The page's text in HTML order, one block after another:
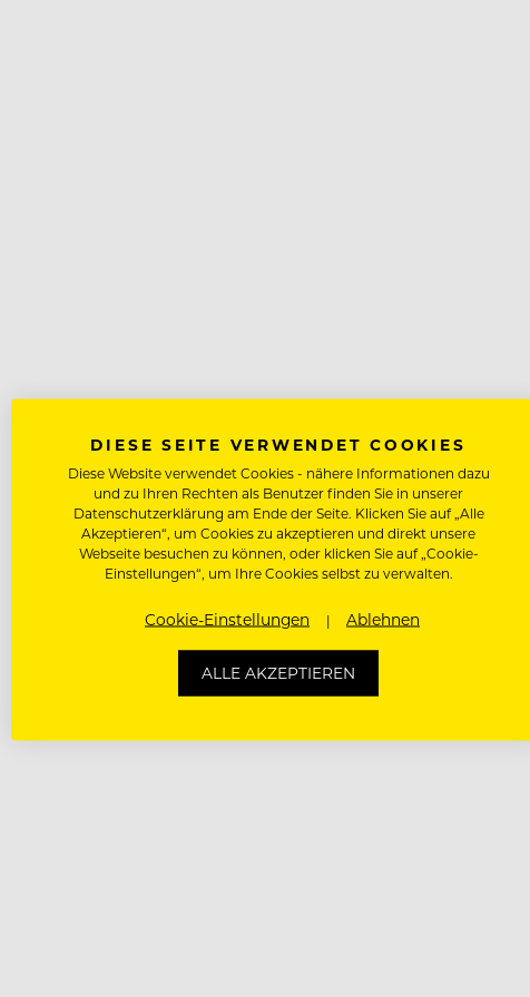
DIESE SEITE VERWENDET COOKIES
Diese Website verwendet Cookies - nähere Informationen dazu
und zu Ihren Rechten als Benutzer finden Sie in unserer
Datenschutzerklärung am Ende der Seite. Klicken Sie auf „Alle
Akzeptieren“, um Cookies zu akzeptieren und direkt unsere
Webseite besuchen zu können, oder klicken Sie auf „Cookie-
Einstellungen“, um Ihre Cookies selbst zu verwalten.
Cookie-Einstellungen Ablehnen
ALLE AKZEPTIEREN